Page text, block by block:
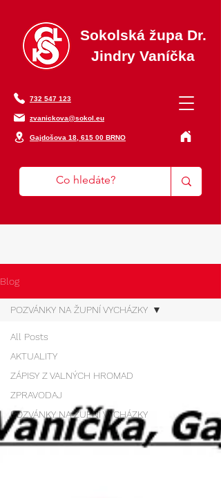
Sokolská župa Dr.
Jindry Vaníčka
732 547 123
zvanickova@sokol.eu
Gajdošova 18, 615 00 BRNO
Blog
All Posts
AKTUALITY
ZÁPISY Z VALNÝCH HROMAD
ZPRAVODAJ
POZVÁNKY NA ŽUPNÍ VYCHÁZKY
POZVÁNKY NA ŽUPNÍ VYCHÁZKY